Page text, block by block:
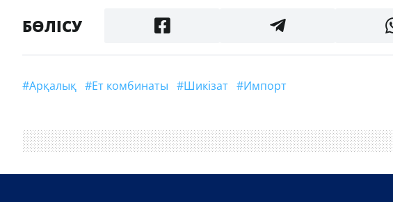
БӨЛІСУ
#Арқалық #ет комбинаты #шикізат #импорт